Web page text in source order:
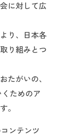
に対して広
り、日本各
り組みとつ
たがいの、
ためのア
。
ンテンツ